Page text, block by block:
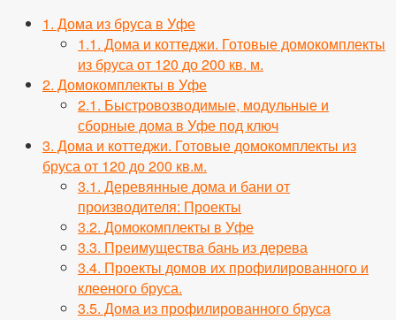
1. Дома из бруса в Уфе
1.1. Дома и коттеджи. Готовые домокомплекты
из бруса от 120 до 200 кв. м.
2. Домокомплекты в Уфе
2.1. Быстровозводимые, модульные и
сборные дома в Уфе под ключ
3. Дома и коттеджи. Готовые домокомплекты из
бруса от 120 до 200 кв.м.
3.1. Деревянные дома и бани от
производителя: Проекты
3.2. Домокомплекты в Уфе
3.3. Преимущества бань из дерева
3.4. Проекты домов их профилированного и
клееного бруса.
3.5. Дома из профилированного бруса